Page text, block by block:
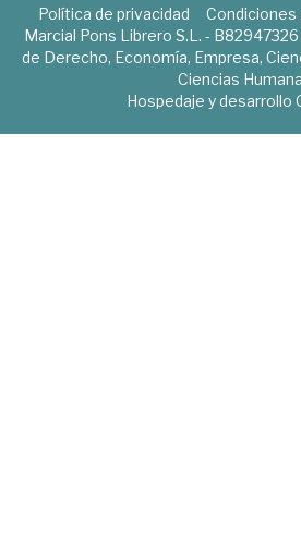
Política de privacidad Condiciones
Marcial Pons Librero S.L. -
de Derecho, Economía, Empresa,
Ciencias
Hospedaje y desarrollo